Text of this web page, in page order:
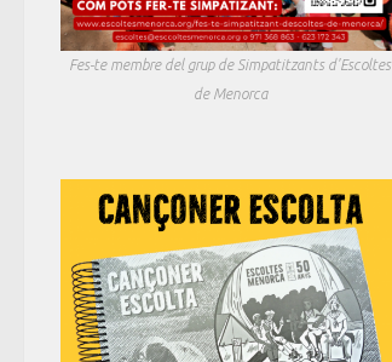
Fes-te membre del grup de Simpatitzants d'Escoltes
de Menorca